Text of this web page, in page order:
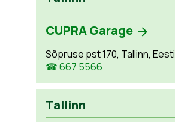
CUPRA Garage
Sõpruse pst 170, Tallinn, Eesti
☎ 667 5566
Tallinn